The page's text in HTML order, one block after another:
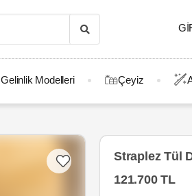
Gelinlik Modelleri Çeyiz
Straplez Tül
121.700 TL